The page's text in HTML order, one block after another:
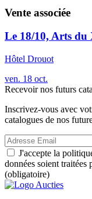
Vente associée
Le 18/10, Arts du
Hôtel Drouot
ven. 18 oct.
Recevoir nos futurs
Inscrivez-vous avec
catalogues de nos
J'accepte la
données soient traitées
(obligatoire)